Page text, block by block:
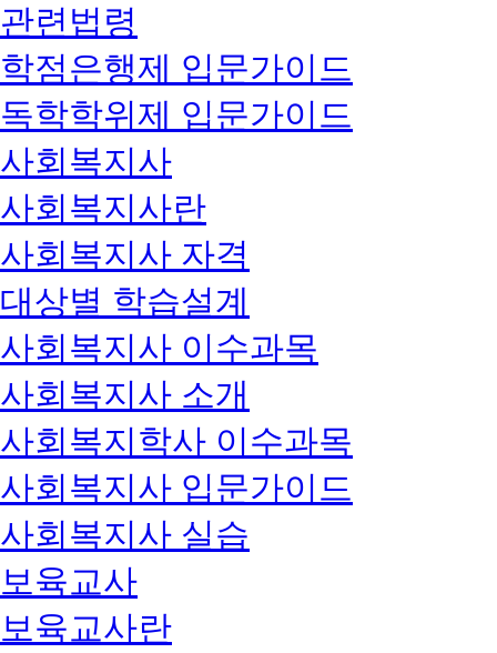
관련법령
학점은행제 입문가이드
독학학위제 입문가이드
사회복지사
사회복지사란
사회복지사 자격
대상별 학습설계
사회복지사 이수과목
사회복지사 소개
사회복지학사 이수과목
사회복지사 입문가이드
사회복지사 실습
보육교사
보육교사란